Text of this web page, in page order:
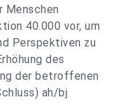
Menschen
40.000 vor, um
Perspektiven zu
des
der betroffenen
ah/bj